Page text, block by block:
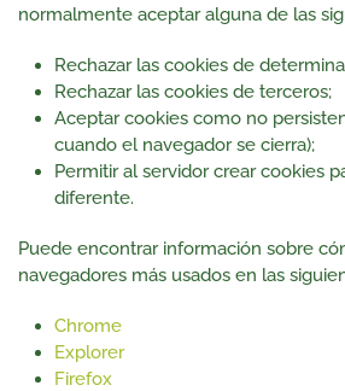
normalmente aceptar alguna de las
Rechazar las cookies de
Rechazar las cookies de terceros;
Aceptar cookies como no
cuando el navegador se cierra);
Permitir al servidor crear cookies
diferente.
Puede encontrar información sobre
navegadores más usados en las
Chrome
Explorer
Firefox